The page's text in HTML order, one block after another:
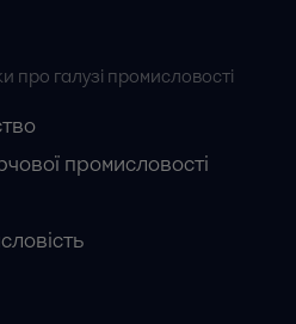
про галузі промисловості
промисловості